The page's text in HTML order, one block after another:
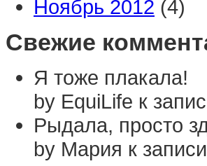
Ноябрь 2012 (4)
Свежие
Я тоже плакала!
by EquiLife к
Рыдала, просто
by Мария к записи